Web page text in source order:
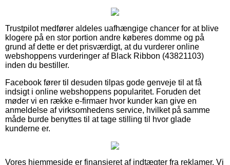
Trustpilot medfører aldeles uafhængige chancer for at blive
klogere på en stor portion andre køberes domme og på
grund af dette er det prisværdigt, at du vurderer online
webshoppens vurderinger af Black Ribbon (43821103)
inden du bestiller.
Facebook fører til desuden tilpas gode genveje til at få
indsigt i online webshoppens popularitet. Foruden det
møder vi en række e-firmaer hvor kunder kan give en
anmeldelse af virksomhedens service, hvilket på samme
måde burde benyttes til at tage stilling til hvor glade
kunderne er.
Vores hjemmeside er finansieret af indtægter fra reklamer. Vi